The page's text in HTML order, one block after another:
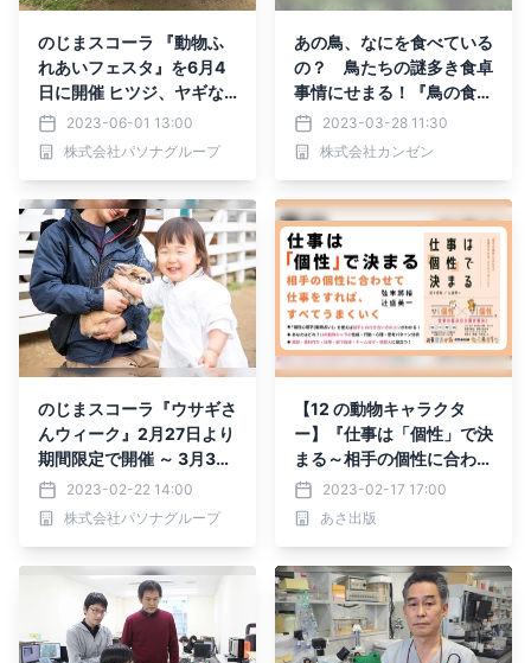
のじまスコーラ 『動物ふ
れあいフェスタ』を6月4
日に開催 ヒツジ、ヤギな
ど園内の人気動物が大集合
したイベントが盛りだくさ
ん！
2023-06-01 13:00
株式会社パソナグループ
あの鳥、なにを食べている
の？ 鳥たちの謎多き食卓
事情にせまる！『鳥の食べ
もの＆とり方・食べ方図
鑑』が4月4日に発売。
2023-03-28 11:30
株式会社カンゼン
のじまスコーラ『ウサギさ
んウィーク』2月27日より
期間限定で開催 ～ 3月3日
「ウサギの日」に合わせ、
ウサギとふれあうイベント
が盛りだくさん ～
2023-02-22 14:00
株式会社パソナグループ
【12 の動物キャラクタ
ー】『仕事は「個性」で決
まる～相手の個性に合わせ
て仕事をすれば、すべてう
まくいく～ /弦本將裕 著・
辻盛英一 著』2023年2月
2023-02-17 17:00
あさ出版